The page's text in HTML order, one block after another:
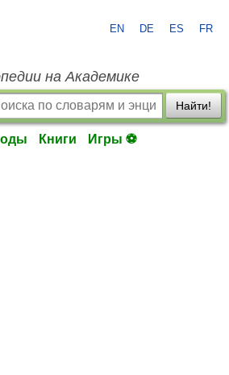
EN DE ES FR
на Академике
Найти!
Книги Игры ⚽